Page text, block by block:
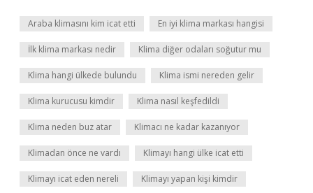
Araba klimasını kim icat etti En iyi klima markası hangisi
İlk klima markası nedir Klima diğer odaları soğutur mu
Klima hangi ülkede bulundu Klima ismi nereden gelir
Klima kurucusu kimdir Klima nasıl keşfedildi
Klima neden buz atar Klimacı ne kadar kazanıyor
Klimadan önce ne vardı Klimayı hangi ülke icat etti
Klimayı icat eden nereli Klimayı yapan kişi kimdir